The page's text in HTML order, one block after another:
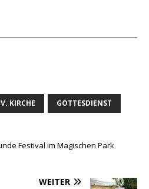
KIRCHE GOTTESDIENST
Festival im Magischen Park
WEITER